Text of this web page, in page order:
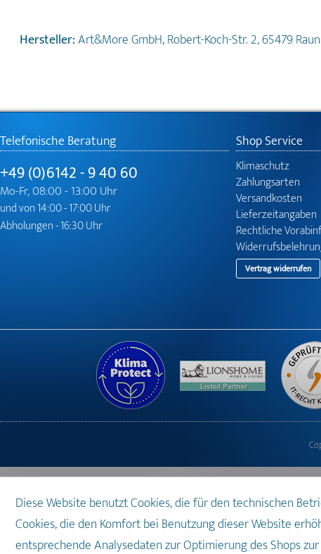
Hersteller:Art&More GmbH, Robert-Koch-Str. 2, 65479
Telefonische Beratung
+49 (0)6142 - 9 40 60
Mo-Fr, 08:00 - 13:00 Uhr
und von 14:00 - 17:00 Uhr
Abholungen - 16:30 Uhr
Shop Service
Klimaschutz
Zahlungsarten
Versandkosten
Lieferzeitangaben
Rechtliche
Vertrag widerrufen
Diese Website benutzt Cookies, die für den technischen
Cookies, die den Komfort bei Benutzung dieser Website
entsprechende Analysedaten zur Optimierung des Shops